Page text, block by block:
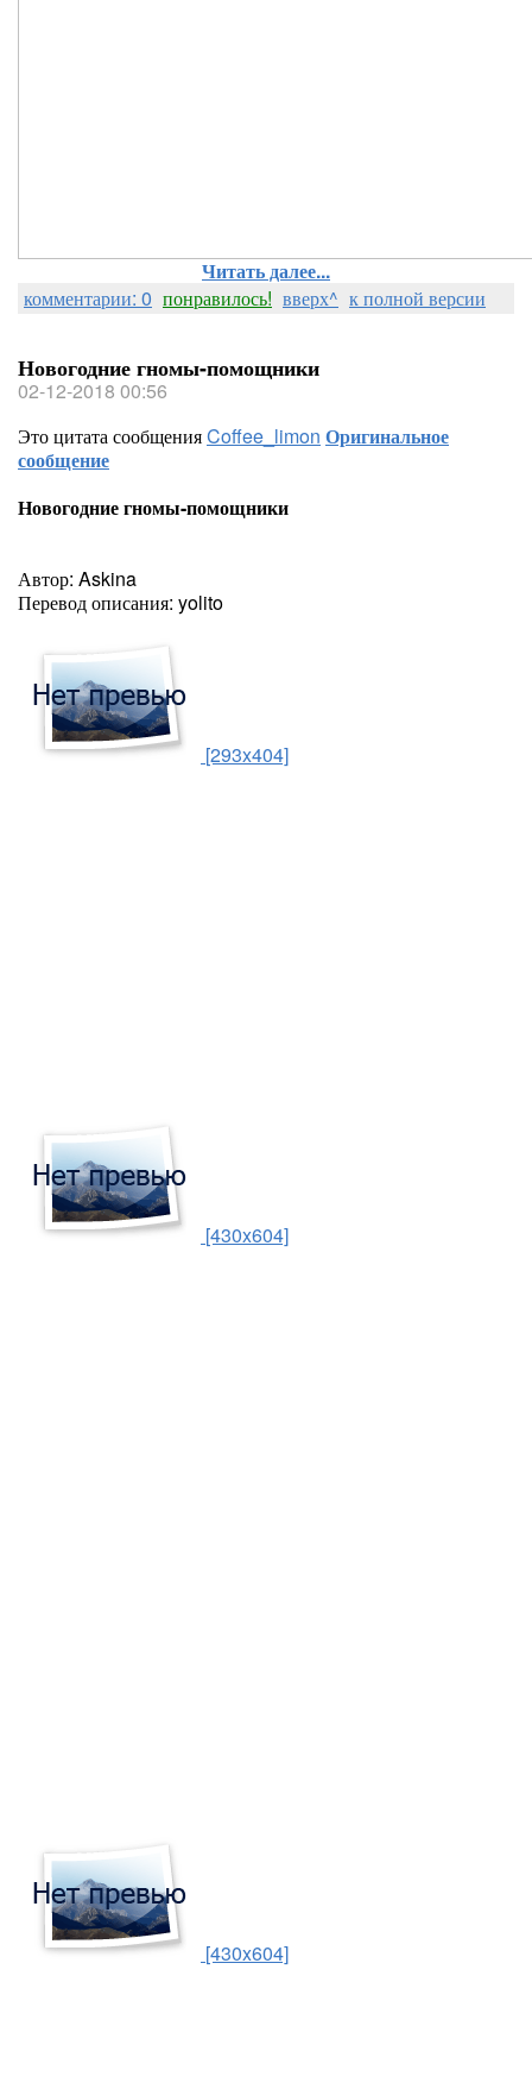
Читать далее...
комментарии: 0 понравилось! вверх^ к полной версии
Новогодние гномы-помощники
02-12-2018 00:56
Это цитата сообщенияCoffee_limon Оригинальное
сообщение
Новогодние гномы-помощники
Автор: Askina
Перевод описания: yolito
[293x404]
[430x604]
[430x604]